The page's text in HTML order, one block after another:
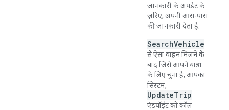
जानकारी के अपडेट के
ज़रिए, अपनी आस-पास
की जानकारी देता है.
SearchVehicle
से ऐसा वाहन मिलने के
बाद जिसे आपने यात्रा
के लिए चुना है, आपका
सिस्टम,
UpdateTrip
एंडपॉइंट को कॉल